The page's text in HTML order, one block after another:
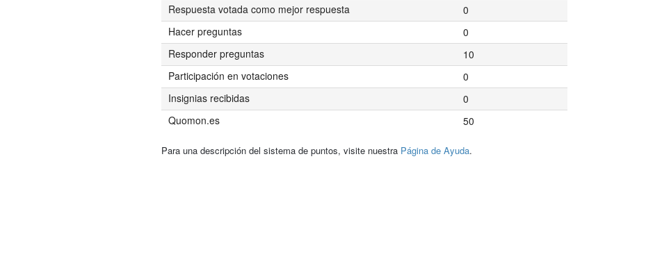
Respuesta votada como mejor respuesta
0
Hacer preguntas
0
Responder preguntas
10
Participación en votaciones
0
Insignias recibidas
0
Quomon.es
50
Para una descripción del sistema de puntos, visite nuestra Página de Ayuda.